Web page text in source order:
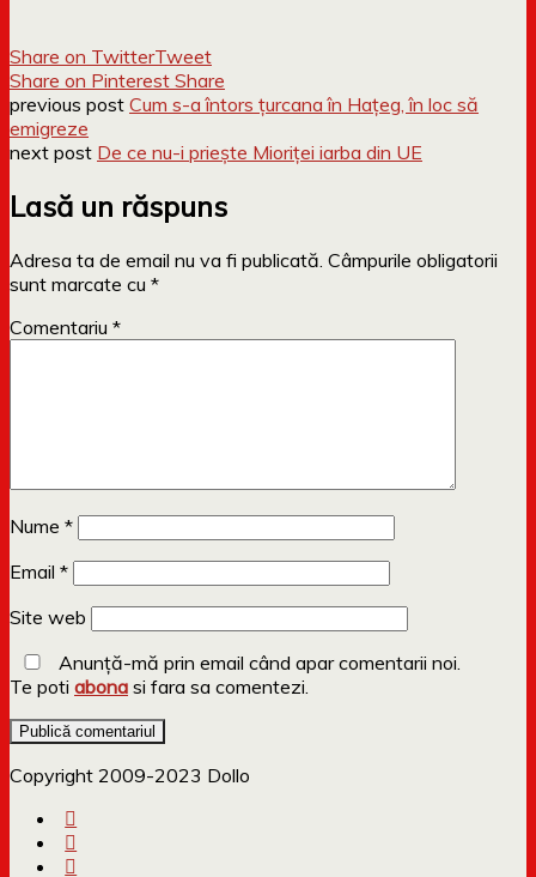
Share on TwitterTweet
Share on Pinterest Share
previous post Cum s-a întors ţurcana în Haţeg, în loc să
emigreze
next post De ce nu-i prieşte Mioriţei iarba din UE
Lasă un răspuns
Adresa ta de email nu va fi publicată. Câmpurile obligatorii
sunt marcate cu *
Comentariu *
Nume *
Email *
Site web
Anunță-mă prin email când apar comentarii noi.
Te poti abona si fara sa comentezi.
Copyright 2009-2023 Dollo